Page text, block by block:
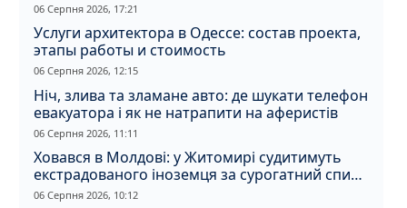
06 Серпня 2026, 17:21
Услуги архитектора в Одессе: состав проекта,
этапы работы и стоимость
06 Серпня 2026, 12:15
Ніч, злива та зламане авто: де шукати телефон
евакуатора і як не натрапити на аферистів
06 Серпня 2026, 11:11
Ховався в Молдові: у Житомирі судитимуть
екстрадованого іноземця за сурогатний спирт
і відмивання грошей
06 Серпня 2026, 10:12